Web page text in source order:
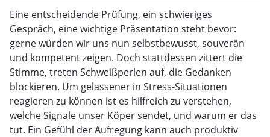
Eine entscheidende Prüfung, ein schwieriges
Gespräch, eine wichtige Präsentation steht bevor:
gerne würden wir uns nun selbstbewusst, souverän
und kompetent zeigen. Doch stattdessen zittert die
Stimme, treten Schweißperlen auf, die Gedanken
blockieren. Um gelassener in Stress-Situationen
reagieren zu können ist es hilfreich zu verstehen,
welche Signale unser Köper sendet, und warum er das
tut. Ein Gefühl der Aufregung kann auch produktiv